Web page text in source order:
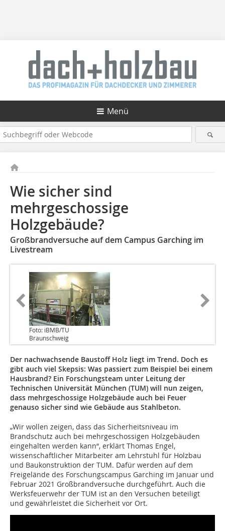
Menü
Wie sicher sind
mehrgeschossige
Holzgebäude?
Großbrandversuche auf dem Campus Garching im
Livestream
Foto: iBMB/TU
Braunschweig
Der nachwachsende Baustoff Holz liegt im Trend. Doch es
gibt auch viel Skepsis: Was passiert zum Beispiel bei einem
Hausbrand? Ein Forschungsteam unter Leitung der
Technischen Universität München (TUM) will nun zeigen,
dass mehrgeschossige Holzgebäude auch bei Feuer
genauso sicher sind wie Gebäude aus Stahlbeton.
„Wir wollen zeigen, dass das Sicherheitsniveau im
Brandschutz auch bei mehrgeschossigen Holzgebäuden
eingehalten werden kann“, erklärt Thomas Engel,
wissenschaftlicher Mitarbeiter am Lehrstuhl für Holzbau
und Baukonstruktion der TUM. Dafür werden auf dem
Freigelände des Forschungscampus Garching im Januar und
Februar 2021 Großbrandversuche durchgeführt. Auch die
Werksfeuerwehr der TUM ist an den Versuchen beteiligt
und gewährleistet die Sicherheit vor Ort.